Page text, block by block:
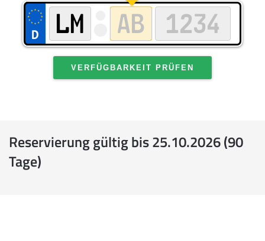
VERFÜGBARKEIT PRÜFEN
Reservierung gültig bis 25.10.2026 (90
Tage)